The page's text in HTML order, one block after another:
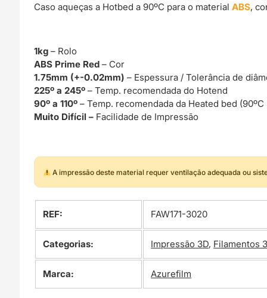
Caso aqueças a Hotbed a 90ºC para o materialABS,
1kg – Rolo
ABS Prime Red– Cor
1.75mm (+-0.02mm)– Espessura / Tolerância de
225º a 245º– Temp. recomendada do Hotend
90º a 110º– Temp. recomendada da Heated bed
Muito Difícil – Facilidade de Impressão
A impressão deste material requer ventilação adequada ou
REF: FAW171-3020
Categorias: Impressão 3D, Filamentos
Marca: Azurefilm